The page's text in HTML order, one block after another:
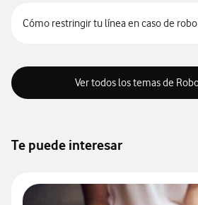
Cómo restringir tu línea en caso de
Ver todos los temas de
Te puede interesar